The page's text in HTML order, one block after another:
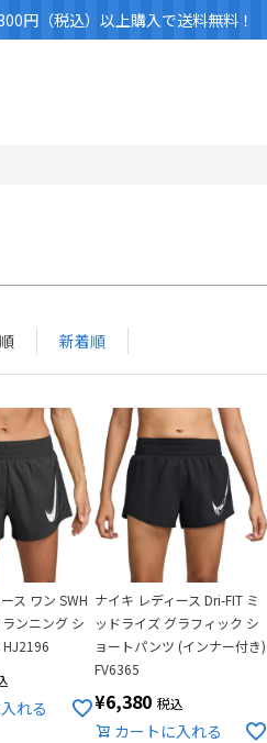
円（税込）以上購入で送料無料！
新着順
ス ワン SWH
ランニング シ
れる
ナイキ レディース Dri-FIT ミ
ッドライズ グラフィック シ
ョートパンツ (インナー付き)
FV6365
¥6,380 税込
カートに入れる